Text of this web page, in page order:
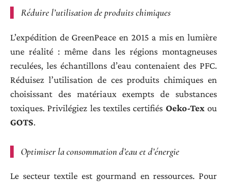
Réduire l’utilisation de produits chimiques
L’expédition de GreenPeace en 2015 a mis en lumière
une réalité : même dans les régions montagneuses
reculées, les échantillons d’eau contenaient des PFC.
Réduisez l’utilisation de ces produits chimiques en
choisissant des matériaux exempts de substances
toxiques. Privilégiez les textiles certifiés Oeko-Tex ou
GOTS.
Optimiser la consommation d’eau et d’énergie
Le secteur textile est gourmand en ressources. Pour